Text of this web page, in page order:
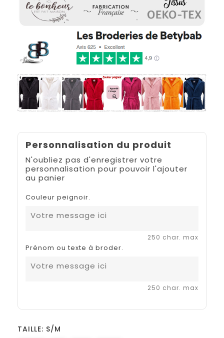
Personnalisation du produit
N'oubliez pas d'enregistrer votre
personnalisation pour pouvoir l'ajouter
au panier
Couleur peignoir.
250 char. max
Prénom ou texte à broder.
250 char. max
TAILLE: S/M